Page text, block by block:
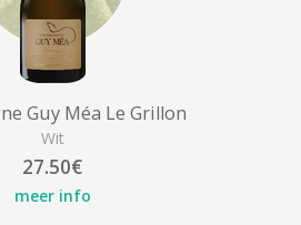
Guy Méa Le Grillon
Wit
27.50€
meer info